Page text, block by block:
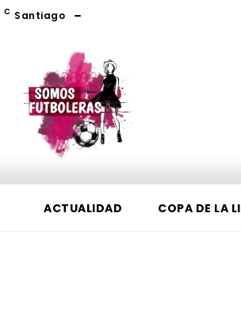
C Santiago
ACTUALIDAD COPA DE LA